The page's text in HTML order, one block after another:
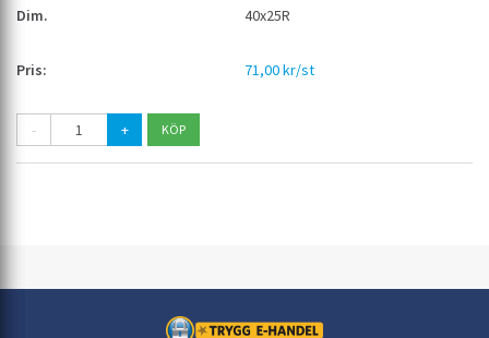
40x25R
71,00 kr/st
- +